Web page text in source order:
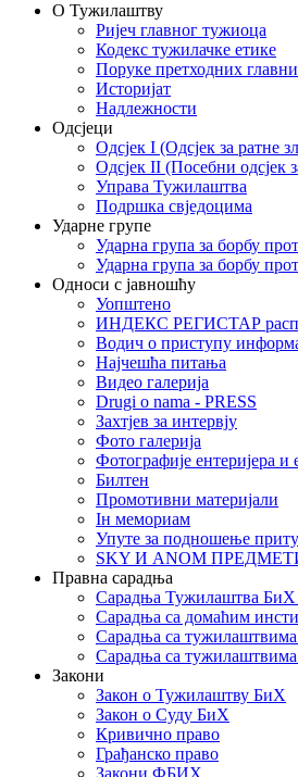
О Тужилаштву
Ријеч главног тужиоца
Кодекс тужилачке етике
Поруке претходних
Историјат
Надлежности
Одсјеци
Одсјек I (Одсјек за ратне
Одсјек II (Посебни одсјек
Управа Тужилаштва
Подршка свједоцима
Ударне групе
Ударна група за борбу
Ударна група за борбу
Односи с јавношћу
Уопштено
ИНДЕКС РЕГИСТАР
Водич о приступу
Најчешћа питања
Видео галерија
Drugi o nama - PRESS
Захтјев за интервју
Фото галерија
Фотографије ентеријера и
Билтен
Промотивни материјали
Iн мемориам
Упуте за подношење
SKY И ANOM
Правна сарадња
Сарадња Тужилаштва БиХ
Сарадња са домаћим
Сарадња са тужилаштвима
Сарадња са тужилаштвима
Закони
Закон о Тужилаштву БиХ
Закон о Суду БиХ
Кривично право
Грађанско право